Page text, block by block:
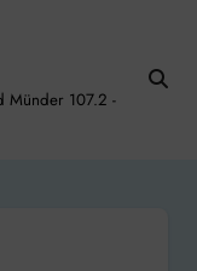
Münder 107.2 -